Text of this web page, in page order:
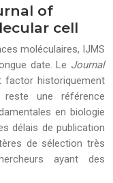
of
cell
moléculaires, IJMS
date. Le Journal
factor historiquement
une référence
en biologie
délais de publication
de sélection très
ayant des